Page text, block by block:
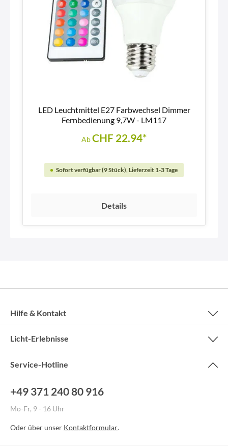
LED Leuchtmittel E27 Farbwechsel Dimmer
Fernbedienung 9,7W - LM117
AbCHF 22.94*
Sofort verfügbar (9 Stück), Lieferzeit 1-3 Tage
Details
Service-Hotline
+49 371 240 80 916
Mo-Fr, 9 - 16 Uhr
Oder über unser Kontaktformular.
Hilfe & Kontakt
Licht-Erlebnisse